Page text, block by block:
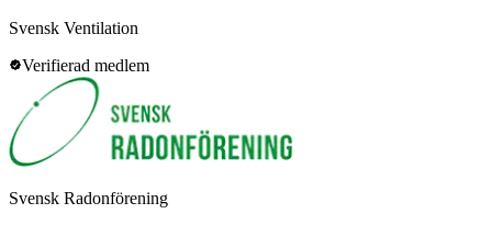
Svensk Ventilation
Verifierad medlem
Svensk Radonförening